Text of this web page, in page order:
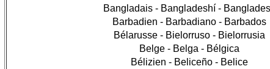
Bangladais - Bangladeshí -
Barbadien - Barbadiano - Barbados
Bélarusse - Bielorruso - Bielorrusia
Belge - Belga - Bélgica
Bélizien - Beliceño - Belice